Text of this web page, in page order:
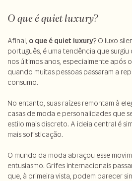
O que é quiet luxury?
Afinal, o que é quiet luxury? O luxo
português, é uma tendência que
nos últimos anos, especialmente após
quando muitas pessoas passaram a
consumo.
No entanto, suas raízes remontam à
casas de moda e personalidades que
estilo mais discreto. A ideia central é
mais sofisticação.
O mundo da moda abraçou esse
entusiasmo. Grifes internacionais
que, à primeira vista, podem parecer